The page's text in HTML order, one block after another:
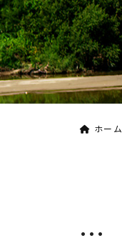
ホーム
...